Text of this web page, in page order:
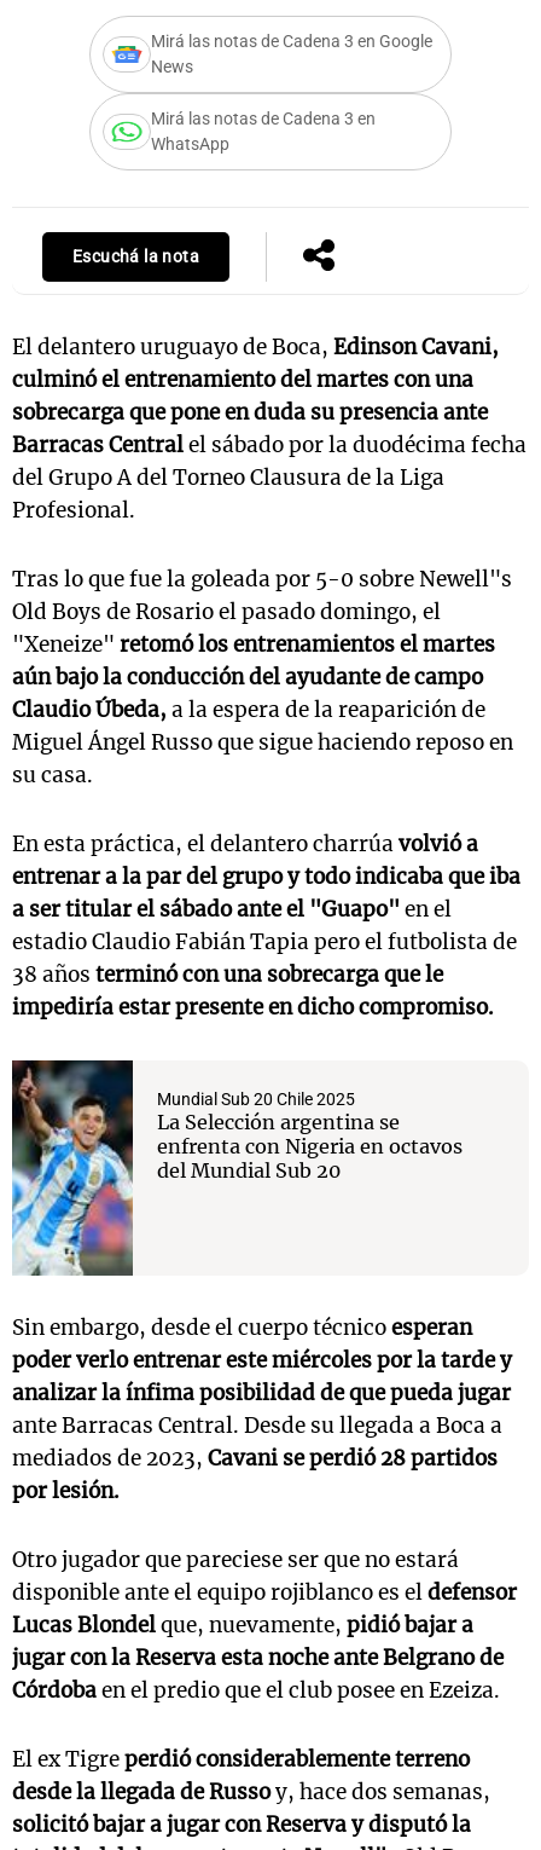
Mirá las notas de Cadena 3 en Google
News
Mirá las notas de Cadena 3 en
WhatsApp
Escuchá la nota
El delantero uruguayo de Boca, Edinson Cavani,
culminó el entrenamiento del martes con una
sobrecarga que pone en duda su presencia ante
Barracas Centralel sábado por la duodécima fecha
del Grupo A del Torneo Clausura de la Liga
Profesional.
Tras lo que fue la goleada por 5-0 sobre Newell"s
Old Boys de Rosario el pasado domingo, el
"Xeneize" retomó los entrenamientos el martes
aún bajo la conducción del ayudante de campo
Claudio Úbeda, a la espera de la reaparición de
Miguel Ángel Russo que sigue haciendo reposo en
su casa.
En esta práctica, el delantero charrúavolvió a
entrenar a la par del grupo y todo indicaba que iba
a ser titular el sábado ante el "Guapo" en el
estadio Claudio Fabián Tapia pero el futbolista de
38 años terminó con una sobrecarga que le
impediría estar presente en dicho compromiso.
Mundial Sub 20 Chile 2025
La Selección argentina se
enfrenta con Nigeria en octavos
del Mundial Sub 20
Sin embargo, desde el cuerpo técnicoesperan
poder verlo entrenar este miércoles por la tarde y
analizar la ínfima posibilidad de que pueda jugar
ante Barracas Central. Desde su llegada a Boca a
mediados de 2023, Cavani se perdió 28 partidos
por lesión.
Otro jugador que pareciese ser que no estará
disponible ante el equipo rojiblanco es eldefensor
Lucas Blondelque, nuevamente, pidió bajar a
jugar con la Reserva esta noche ante Belgrano de
Córdobaen el predio que el club posee en Ezeiza.
El ex Tigreperdió considerablemente terreno
desde la llegada de Russoy, hace dos semanas,
solicitó bajar a jugar con Reserva y disputó la